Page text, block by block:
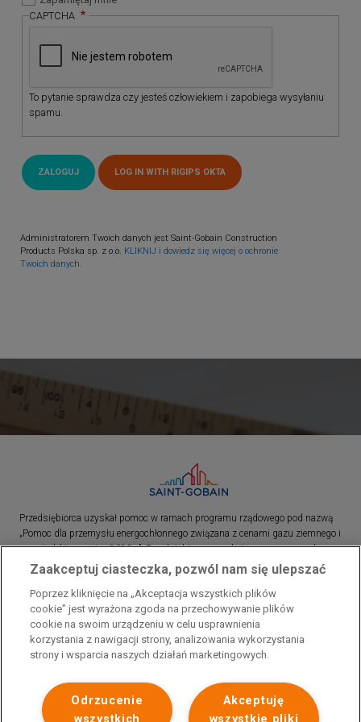
CAPTCHA
To pytanie sprawdza czy jesteś człowiekiem i zapobiega wysyłaniu
spamu.
Administratorem Twoich danych jest Saint-Gobain Construction
Products Polska sp. z o.o. KLIKNIJ i dowiedz się więcej o ochronie
Twoich danych.
Przedsiębiorca uzyskał pomoc w ramach programu rządowego pod nazwą
„Pomoc dla przemysłu energochłonnego związana z cenami gazu ziemnego i
energii elektrycznej w 2023 r.”. Przedsiębiorca uzyskał pomoc w ramach
programu rządowego pod nazwą: „Pomoc dla sektorów energochłonnych
związana z nagłymi wzrostami cen gazu ziemnego i energii elektrycznej w
2022 r.”
Zaakceptuj ciasteczka, pozwól nam się ulepszać
Poprzez kliknięcie na „Akceptacja wszystkich plików
cookie” jest wyrażona zgoda na przechowywanie plików
cookie na swoim urządzeniu w celu usprawnienia
korzystania z nawigacji strony, analizowania wykorzystania
strony i wsparcia naszych działań marketingowych.
Akceptuję
wszystkie pliki
Odrzucenie
wszystkich